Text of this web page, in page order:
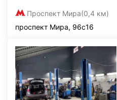
Проспект Мира(0,4 км)
проспект Мира, 96с16